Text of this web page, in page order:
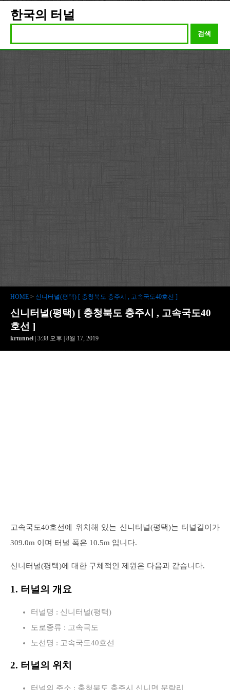
한국의 터널
검색
HOME > 신니터널(평택) [ 충청북도 충주시 , 고속국도40호선 ]
신니터널(평택) [ 충청북도 충주시 , 고속국도40
호선 ]
krtunnel | 3:38 오후 | 8월 17, 2019
고속국도40호선에 위치해 있는 신니터널(평택)는 터널길이가
309.0m 이며 터널 폭은 10.5m 입니다.
신니터널(평택)에 대한 구체적인 제원은 다음과 같습니다.
1. 터널의 개요
터널명 : 신니터널(평택)
도로종류 : 고속국도
노선명 : 고속국도40호선
2. 터널의 위치
터널의 주소 : 충청북도 충주시 신니면 문락리